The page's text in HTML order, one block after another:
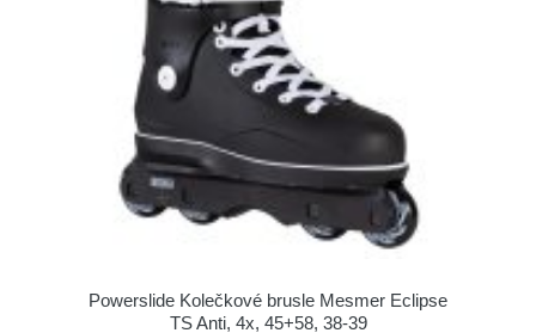
Powerslide Kolečkové brusle Mesmer Eclipse
TS Anti, 4x, 45+58, 38-39